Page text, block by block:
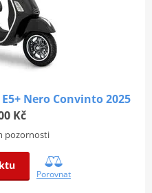
E5+ Nero Convinto 2025
Kč
pozornosti
Porovnat